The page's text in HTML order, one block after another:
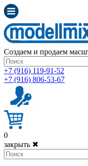
Создаем и продаем
+7 (916) 119-91-52
+7 (916) 806-53-67
0
закрыть ✖